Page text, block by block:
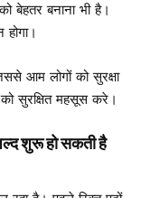
बेहतर बनाना भी है।
आम लोगों को सुरक्षा
सुरक्षित महसूस करे।
शुरू हो सकती है